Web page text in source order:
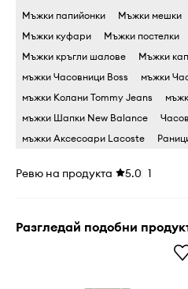
Мъжки папийонки
Мъжки мешки
Мъжки куфари
Мъжки постелки
Мъжки кръгли шалове
Мъжки
мъжки Часовници Boss
мъжки
мъжки Колани Tommy Jeans
мъжки Шапки New Balance
мъжки Аксесоари Lacoste
Ревю на продукта 5.0 1
Разгледай подобни